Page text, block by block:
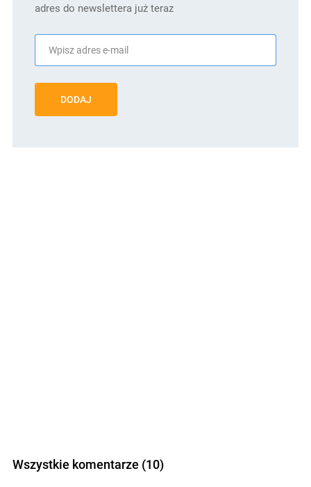
adres do newslettera już teraz
DODAJ
Wszystkie komentarze (10)